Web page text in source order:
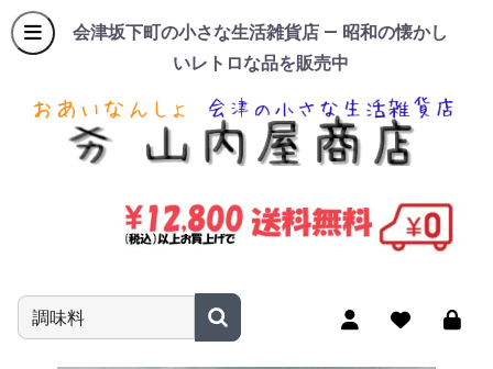
会津坂下町の小さな生活雑貨店 — 昭和の懐かし
いレトロな品を販売中
商品名やキーワードを入力